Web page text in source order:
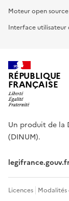
Moteur open source
Interface utilisateur
RÉPUBLIQUE
FRANÇAISE
Un produit de la
(DINUM).
Licences